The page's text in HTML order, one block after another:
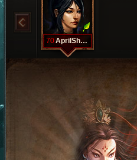
70 AprilShowers